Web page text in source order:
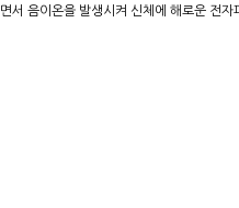
서 음이온을 발생시켜 신체에 해로운 전자